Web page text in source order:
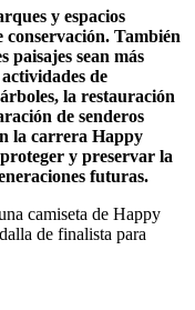
y espacios
conservación. También
paisajes sean más
de
la restauración
de senderos
la carrera Happy
y preservar la
futuras.
camiseta de Happy
de finalista para